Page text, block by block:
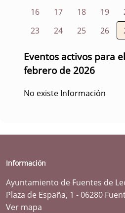
16
17 18 19
23
24 25 26
Eventos activos para
febrero de 2026
No existe Información
Información
Ayuntamiento de Fuentes de
Plaza de España, 1 - 06280
Ver mapa